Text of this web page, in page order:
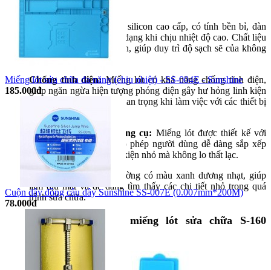
bị phát nhiệt.
Chất liệu:Được làm từ silicon cao cấp, có tính bền bỉ, đàn
hồi tốt và không bị biến dạng khi chịu nhiệt độ cao. Chất liệu
này cũng dễ dàng vệ sinh, giúp duy trì độ sạch sẽ của không
gian làm việc.
Chống tĩnh điện:Miếng lót có khả năng chống tĩnh điện,
giúp ngăn ngừa hiện tượng phóng điện gây hư hỏng linh kiện
điện tử, một yếu tố rất quan trọng khi làm việc với các thiết bị
nhạy cảm.
Số lượng khe chứa dụng cụ: Miếng lót được thiết kế với
nhiều khe và ô nhỏ, cho phép người dùng dễ dàng sắp xếp
các dụng cụ, ốc vít, linh kiện nhỏ mà không lo thất lạc.
Màu sắc:Miếng lót thường có màu xanh dương nhạt, giúp
làm dịu mắt và dễ dàng tìm thấy các chi tiết nhỏ trong quá
trình sửa chữa.
Đặc điểm nổi bật của miếng lót sửa chữa S-160
Sunshine
Miếng lót sửa chữa đa năng (chịu nhiệt) - SS-004E - Sunshine
185.000đ
Cuộn dây đồng câu dây Sunshine SS-007E (0.007mm*200M)
78.000đ